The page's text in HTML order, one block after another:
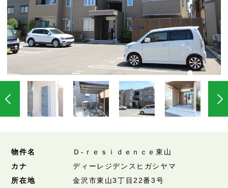
物件名
Ｄ-ｒｅｓｉｄｅｎｃｅ東山
カナ
ディーレジデンスヒガシヤマ
所在地
金沢市東山3丁目22番3号